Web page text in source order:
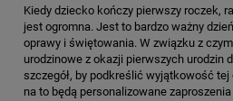
Kiedy dziecko kończy pierwszy roczek,
jest ogromna. Jest to bardzo ważny
oprawy i świętowania. W związku z
urodzinowe z okazji pierwszych urodzin
szczegół, by podkreślić wyjątkowość
na to będą personalizowane